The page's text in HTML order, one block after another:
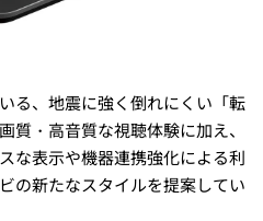
る、地震に強く倒れにくい「転
質・高音質な視聴体験に加え、
な表示や機器連携強化による利
の新たなスタイルを提案してい